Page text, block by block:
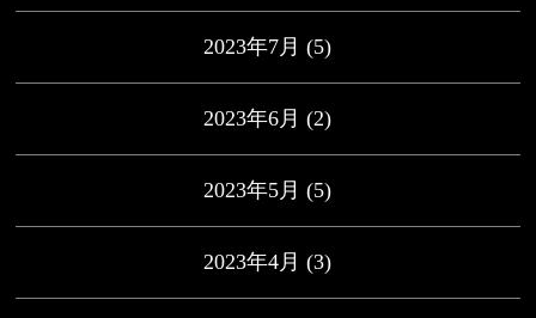
2023年7月 (5)
2023年6月 (2)
2023年5月 (5)
2023年4月 (3)